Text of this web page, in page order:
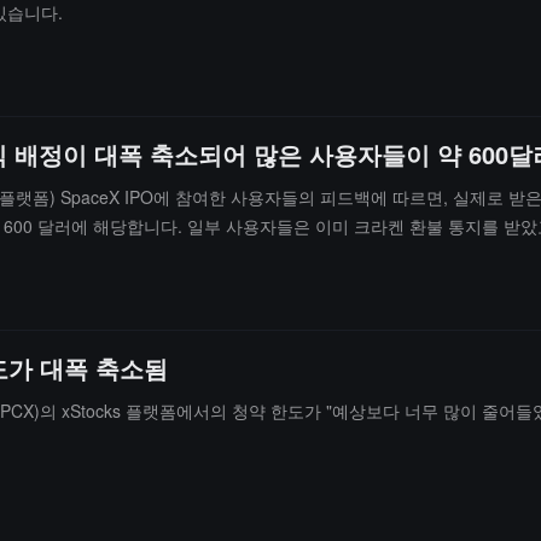
습니다.
정이 대폭 축소되어 많은 사용자들이 약 600
랫폼) SpaceX IPO에 참여한 사용자들의 피드백에 따르면, 실제로
달러에 해당합니다. 일부 사용자들은 이미 크라켄 환불 통지를 받
대폭 축소됨
의 xStocks 플랫폼에서의 청약 한도가 "예상보다 너무 많이 줄어